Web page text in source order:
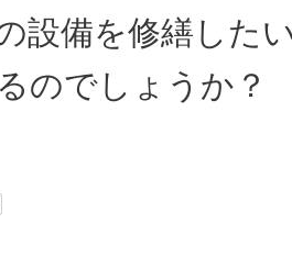
設備を修繕した
のでしょうか？